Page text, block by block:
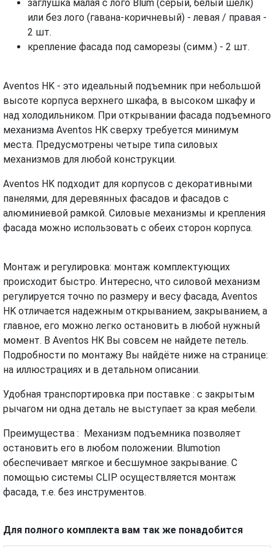
заглушка малая с лого Blum (серый, белый шелк)
или без лого (гавана-коричневый) - левая / правая -
2 шт.
крепление фасада под саморезы (симм.) - 2 шт.
Aventos HK - это идеальный подъемник при небольшой
высоте корпуса верхнего шкафа, в высоком шкафу и
над холодильником. При открывании фасада подъемного
механизма Aventos HK сверху требуется минимум
места. Предусмотрены четыре типа силовых
механизмов для любой конструкции.
Aventos HK подходит для корпусов с декоративными
панелями, для деревянных фасадов и фасадов с
алюминиевой рамкой. Силовые механизмы и крепления
фасада можно использовать с обеих сторон корпуса.
Монтаж и регулировка: монтаж комплектующих
происходит быстро. Интересно, что силовой механизм
регулируется точно по размеру и весу фасада, Aventos
HK отличается надежным открыванием, закрыванием, а
главное, его можно легко остановить в любой нужный
момент. В Aventos HK Вы совсем не найдете петель.
Подробности по монтажу Вы найдёте ниже на странице:
на иллюстрациях и в детальном описании.
Удобная транспортировка при поставке : с закрытым
рычагом ни одна деталь не выступает за края мебели.
Преимущества : Механизм подъемника позволяет
остановить его в любом положении. Blumotion
обеспечивает мягкое и бесшумное закрывание. С
помощью системы CLIP осуществляется монтаж
фасада, т.е. без инструментов.
Для полного комплекта вам так же понадобится